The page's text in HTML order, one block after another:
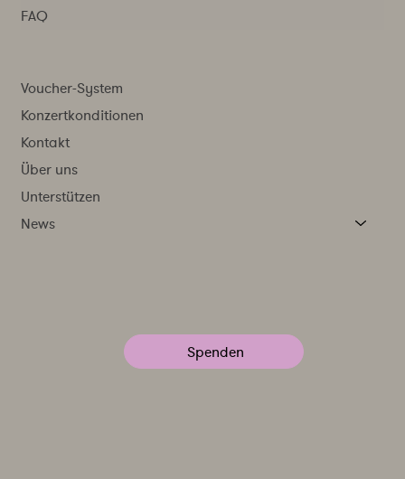
FAQ
Voucher-System
Konzertkonditionen
Kontakt
Über uns
Unterstützen
News
Spenden